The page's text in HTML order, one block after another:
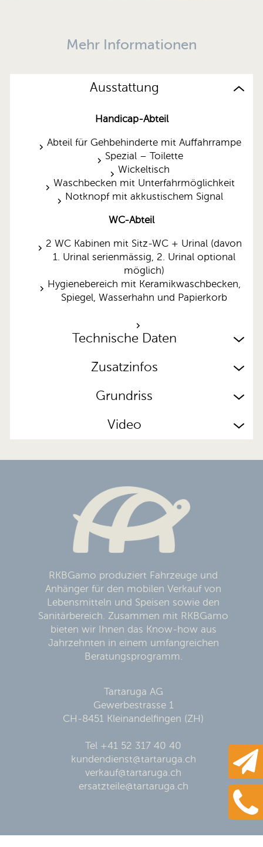
Mehr Informationen
Ausstattung
Handicap-Abteil
Abteil für Gehbehinderte mit Auffahrrampe
Spezial – Toilette
Wickeltisch
Waschbecken mit Unterfahrmöglichkeit
Notknopf mit akkustischem Signal
WC-Abteil
2 WC Kabinen mit Sitz-WC + Urinal (davon
1. Urinal serienmässig, 2. Urinal optional
möglich)
Hygienebereich mit Keramikwaschbecken,
Spiegel, Wasserhahn und Papierkorb
Technische Daten
Zusatzinfos
Grundriss
Video
RKBGamo produziert Fahrzeuge und
Anhänger für den mobilen Verkauf von
Lebensmitteln und Speisen sowie den
Sanitärbereich. Zusammen mit RKBGamo
bieten wir Ihnen das Know-how aus
Jahrzehnten in einem umfangreichen
Beratungsprogramm.
Tartaruga AG
Gewerbestrasse 1
CH-8451 Kleinandelfingen (ZH)
Tel +41 52 317 40 40
kundendienst@tartaruga.ch
verkauf@tartaruga.ch
ersatzteile@tartaruga.ch